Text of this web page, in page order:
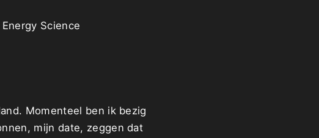
Science
Momenteel ben ik bezig
mijn date, zeggen dat